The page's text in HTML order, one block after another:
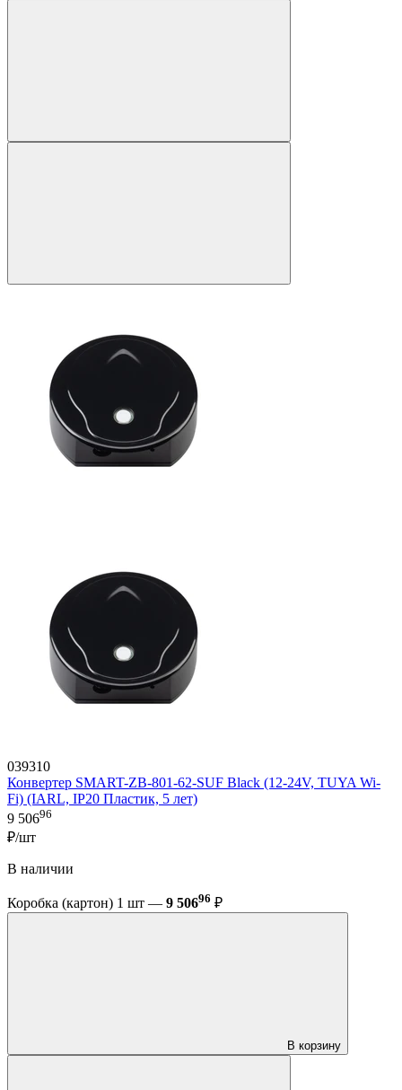
039310
Конвертер SMART-ZB-801-62-SUF Black (12-24V, TUYA Wi-
Fi) (IARL, IP20 Пластик, 5 лет)
9 50696
₽/шт
В наличии
Коробка (картон) 1 шт — 9 50696 ₽
В корзину